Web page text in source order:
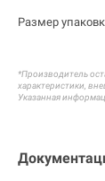
Размер
*Производитель
характеристики,
Указанная